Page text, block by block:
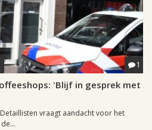
1
'Blijf in gesprek met
vraagt aandacht voor het